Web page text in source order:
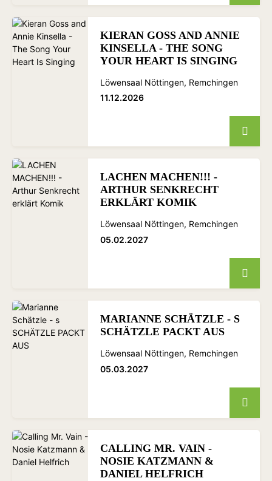
KIERAN GOSS AND ANNIE
KINSELLA - THE SONG
YOUR HEART IS SINGING
Löwensaal Nöttingen, Remchingen
11.12.2026
LACHEN MACHEN!!! -
ARTHUR SENKRECHT
ERKLÄRT KOMIK
Löwensaal Nöttingen, Remchingen
05.02.2027
MARIANNE SCHÄTZLE - S
SCHÄTZLE PACKT AUS
Löwensaal Nöttingen, Remchingen
05.03.2027
CALLING MR. VAIN -
NOSIE KATZMANN &
DANIEL HELFRICH